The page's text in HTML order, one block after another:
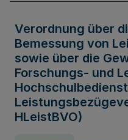
Verordnung über
Bemessung von
sowie über die
Forschungs- und
HLeistBVO)